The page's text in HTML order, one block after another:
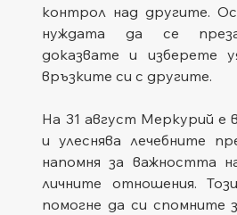
контрол над другите.
нуждата да се
доказвате и изберете
връзките си с другите.
На 31 август Меркурий е
и улеснява лечебните
напомня за важността
личните отношения.
помогне да си спомните